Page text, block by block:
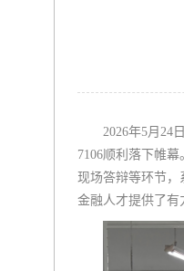
2026年5月24
7106顺利落下帷
现场答辩等环节，
金融人才提供了有